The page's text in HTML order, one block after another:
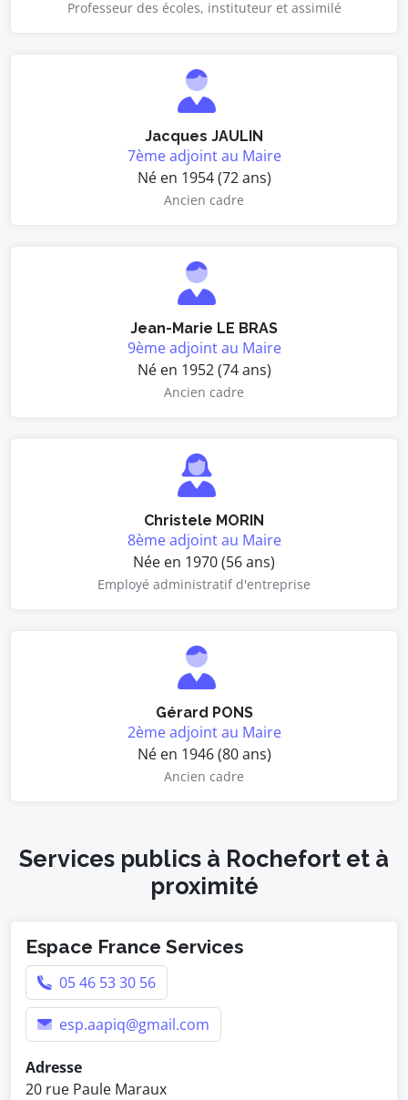
Professeur des écoles, instituteur et assimilé
Jacques JAULIN
7ème adjoint au Maire
Né en 1954 (72 ans)
Ancien cadre
Jean-Marie LE BRAS
9ème adjoint au Maire
Né en 1952 (74 ans)
Ancien cadre
Christele MORIN
8ème adjoint au Maire
Née en 1970 (56 ans)
Employé administratif d'entreprise
Gérard PONS
2ème adjoint au Maire
Né en 1946 (80 ans)
Ancien cadre
Services publics à Rochefort et à
proximité
Espace France Services
05 46 53 30 56
esp.aapiq@gmail.com
Adresse
20 rue Paule Maraux